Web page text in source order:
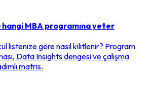
MBA programına yeter
listenize göre nasıl kilitlenir? Program
Data Insights dengesi ve çalışma
matris.